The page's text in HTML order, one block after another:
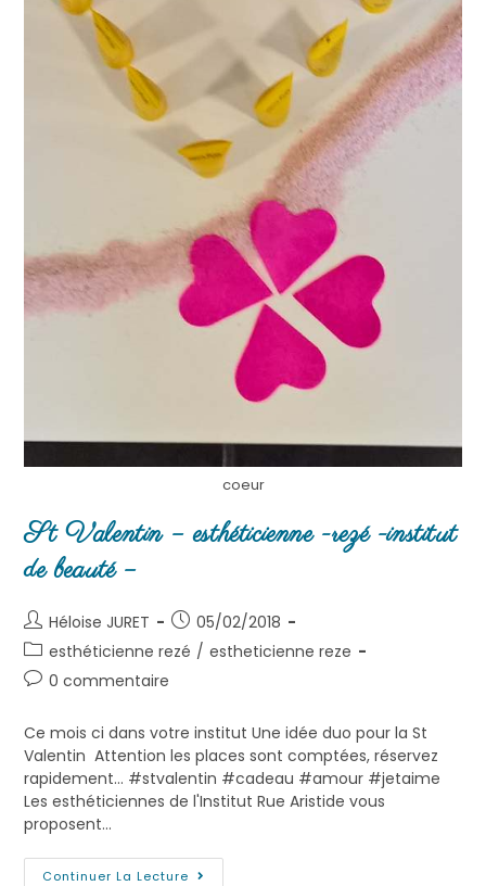
coeur
St Valentin – esthéticienne -rezé -institut
de beauté –
Héloise JURET
05/02/2018
esthéticienne rezé / estheticienne reze
0 commentaire
Ce mois ci dans votre institut Une idée duo pour la St
Valentin Attention les places sont comptées, réservez
rapidement... #stvalentin #cadeau #amour #jetaime
Les esthéticiennes de l'Institut Rue Aristide vous
proposent…
Continuer La Lecture